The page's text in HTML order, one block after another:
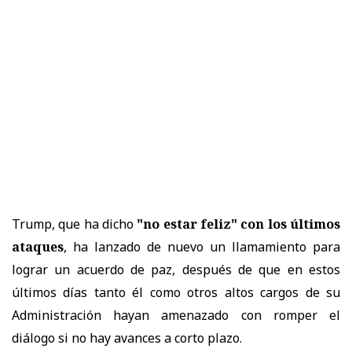
Trump, que ha dicho "no estar feliz" con los últimos
ataques, ha lanzado de nuevo un llamamiento para
lograr un acuerdo de paz, después de que en estos
últimos días tanto él como otros altos cargos de su
Administración hayan amenazado con romper el
diálogo si no hay avances a corto plazo.